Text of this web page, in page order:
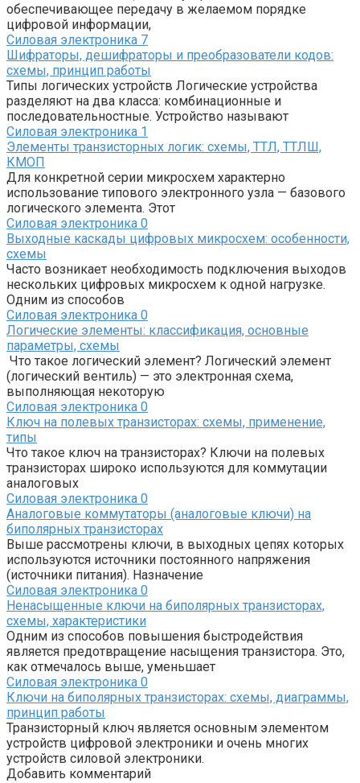
обеспечивающее передачу в желаемом порядке
цифровой информации,
Силовая электроника 7
Шифраторы, дешифраторы и преобразователи кодов:
схемы, принцип работы
Типы логических устройств Логические устройства
разделяют на два класса: комбинационные и
последовательностные. Устройство называют
Силовая электроника 1
Элементы транзисторных логик: схемы, ТТЛ, ТТЛШ,
КМОП
Для конкретной серии микросхем характерно
использование типового электронного узла — базового
логического элемента. Этот
Силовая электроника 0
Выходные каскады цифровых микросхем: особенности,
схемы
Часто возникает необходимость подключения выходов
нескольких цифровых микросхем к одной нагрузке.
Одним из способов
Силовая электроника 0
Логические элементы: классификация, основные
параметры, схемы
Что такое логический элемент? Логический элемент
(логический вентиль) — это электронная схема,
выполняющая некоторую
Силовая электроника 0
Ключ на полевых транзисторах: схемы, применение,
типы
Что такое ключ на транзисторах? Ключи на полевых
транзисторах широко используются для коммутации
аналоговых
Силовая электроника 0
Аналоговые коммутаторы (аналоговые ключи) на
биполярных транзисторах
Выше рассмотрены ключи, в выходных цепях которых
используются источники постоянного напряжения
(источники питания). Назначение
Силовая электроника 0
Ненасыщенные ключи на биполярных транзисторах,
схемы, характеристики
Одним из способов повышения быстродействия
является предотвращение насыщения транзистора. Это,
как отмечалось выше, уменьшает
Силовая электроника 0
Ключи на биполярных транзисторах: схемы, диаграммы,
принцип работы
Транзисторный ключ является основным элементом
устройств цифровой электроники и очень многих
устройств силовой электроники.
Добавить комментарий